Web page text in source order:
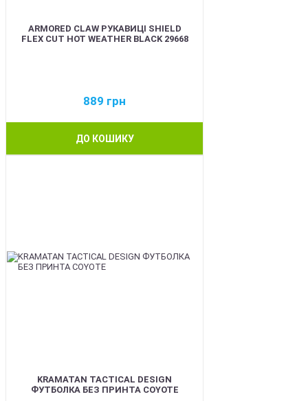
ARMORED CLAW РУКАВИЦІ SHIELD
FLEX CUT HOT WEATHER BLACK 29668
889 грн
ДО КОШИКУ
KRAMATAN TACTICAL DESIGN
ФУТБОЛКА БЕЗ ПРИНТА COYOTE